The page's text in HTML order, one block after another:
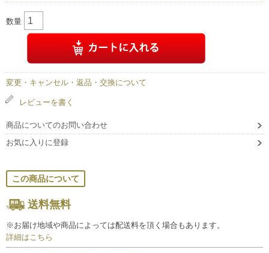
数量
変更・キャンセル・返品・交換について
レビューを書く
商品についてのお問い合わせ
お気に入りに登録
この商品について
送料無料
※お届け地域や商品によっては配送料を頂く場合もあります。
詳細はこちら